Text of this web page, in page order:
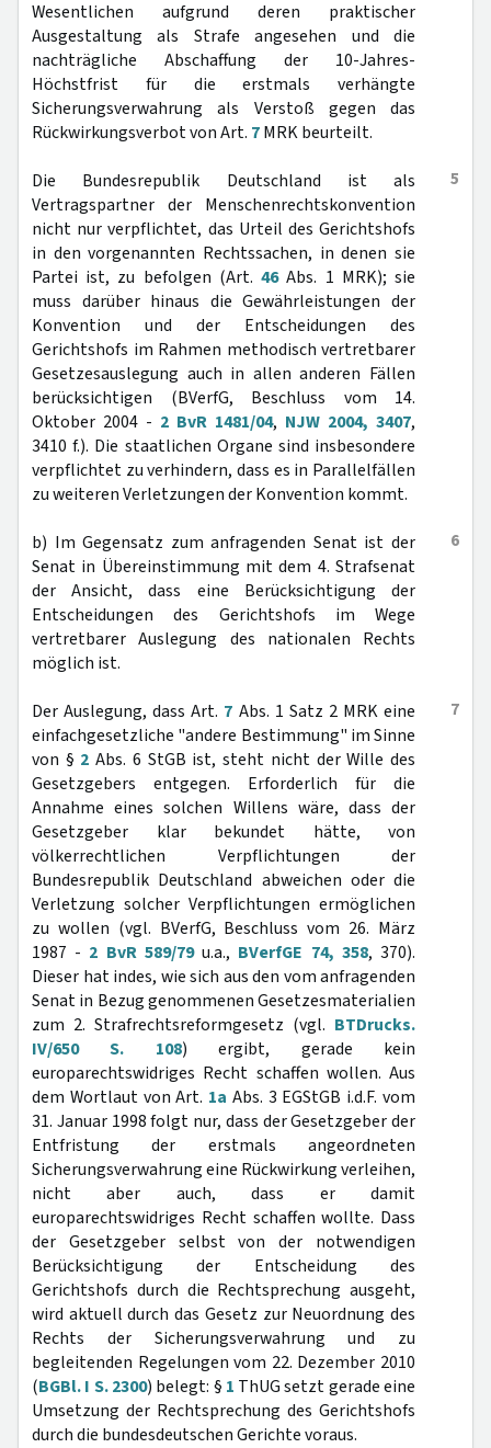
Wesentlichen aufgrund deren praktischer
Ausgestaltung als Strafe angesehen und die
nachträgliche Abschaffung der 10-Jahres-
Höchstfrist für die erstmals verhängte
Sicherungsverwahrung als Verstoß gegen das
Rückwirkungsverbot von Art. 7MRK beurteilt.
5
Die Bundesrepublik Deutschland ist als
Vertragspartner der Menschenrechtskonvention
nicht nur verpflichtet, das Urteil des Gerichtshofs
in den vorgenannten Rechtssachen, in denen sie
Partei ist, zu befolgen (Art.46Abs. 1 MRK); sie
muss darüber hinaus die Gewährleistungen der
Konvention und der Entscheidungen des
Gerichtshofs im Rahmen methodisch vertretbarer
Gesetzesauslegung auch in allen anderen Fällen
berücksichtigen (BVerfG, Beschluss vom 14.
Oktober 2004 - 2 BvR 1481/04, NJW 2004, 3407,
3410 f.). Die staatlichen Organe sind insbesondere
verpflichtet zu verhindern, dass es in Parallelfällen
zu weiteren Verletzungen der Konvention kommt.
6
b) Im Gegensatz zum anfragenden Senat ist der
Senat in Übereinstimmung mit dem 4. Strafsenat
der Ansicht, dass eine Berücksichtigung der
Entscheidungen des Gerichtshofs im Wege
vertretbarer Auslegung des nationalen Rechts
möglich ist.
7
Der Auslegung, dass Art. 7 Abs. 1 Satz 2 MRK eine
einfachgesetzliche "andere Bestimmung" im Sinne
von § 2 Abs. 6 StGB ist, steht nicht der Wille des
Gesetzgebers entgegen. Erforderlich für die
Annahme eines solchen Willens wäre, dass der
Gesetzgeber klar bekundet hätte, von
völkerrechtlichen Verpflichtungen der
Bundesrepublik Deutschland abweichen oder die
Verletzung solcher Verpflichtungen ermöglichen
zu wollen (vgl. BVerfG, Beschluss vom 26. März
1987 - 2 BvR 589/79u.a., BVerfGE 74, 358, 370).
Dieser hat indes, wie sich aus den vom anfragenden
Senat in Bezug genommenen Gesetzesmaterialien
zum 2. Strafrechtsreformgesetz (vgl. BTDrucks.
IV/650 S. 108) ergibt, gerade kein
europarechtswidriges Recht schaffen wollen. Aus
dem Wortlaut von Art. 1a Abs. 3 EGStGB i.d.F. vom
31. Januar 1998 folgt nur, dass der Gesetzgeber der
Entfristung der erstmals angeordneten
Sicherungsverwahrung eine Rückwirkung verleihen,
nicht aber auch, dass er damit
europarechtswidriges Recht schaffen wollte. Dass
der Gesetzgeber selbst von der notwendigen
Berücksichtigung der Entscheidung des
Gerichtshofs durch die Rechtsprechung ausgeht,
wird aktuell durch das Gesetz zur Neuordnung des
Rechts der Sicherungsverwahrung und zu
begleitenden Regelungen vom 22. Dezember 2010
(BGBl. I S. 2300) belegt: § 1 ThUG setzt gerade eine
Umsetzung der Rechtsprechung des Gerichtshofs
durch die bundesdeutschen Gerichte voraus.